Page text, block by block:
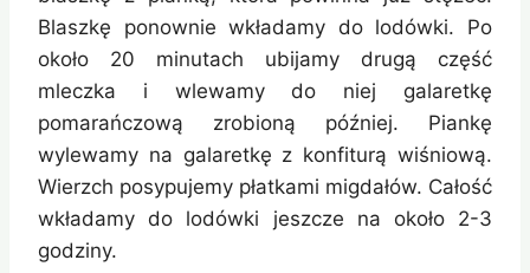
Blaszkę ponownie wkładamy do lodówki. Po
około 20 minutach ubijamy drugą część
mleczka i wlewamy do niej galaretkę
pomarańczową zrobioną później. Piankę
wylewamy na galaretkę z konfiturą wiśniową.
Wierzch posypujemy płatkami migdałów. Całość
wkładamy do lodówki jeszcze na około 2-3
godziny.